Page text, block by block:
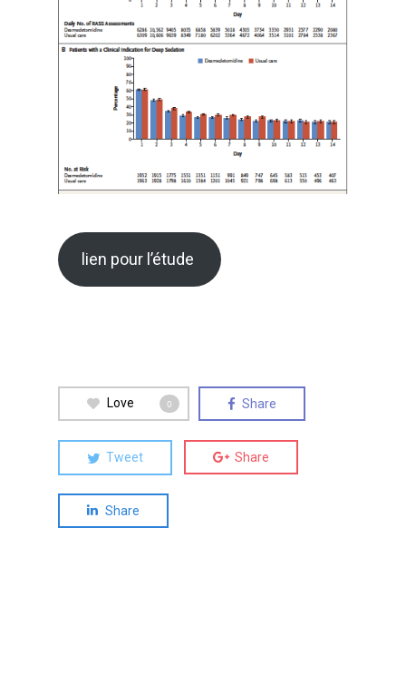
lien pour l’étude
Love 0 Share
Tweet Share
Share